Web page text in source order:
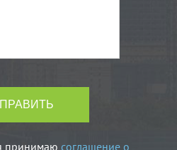
принимаю соглашение о